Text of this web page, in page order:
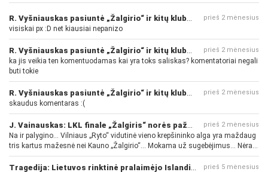
prieš 2 mėnesius
visiskai px :D net kiausiai nepanizo
prieš 2 mėnesius
ka jis veikia ten komentuodamas kai yra toks saliskas? komentatoriai negali
buti tokie
prieš 2 mėnesius
skaudus komentaras :(
prieš 2 mėnesius
Na ir palygino... Vilniaus „Ryto“ vidutinė vieno krepšininko alga yra maždaug
tris kartus mažesnė nei Kauno „Žalgirio“... Mokama už sugebėjimus... Nėra
pinigų - nėra gerų žaidėjų...
prieš 5 mėnesius